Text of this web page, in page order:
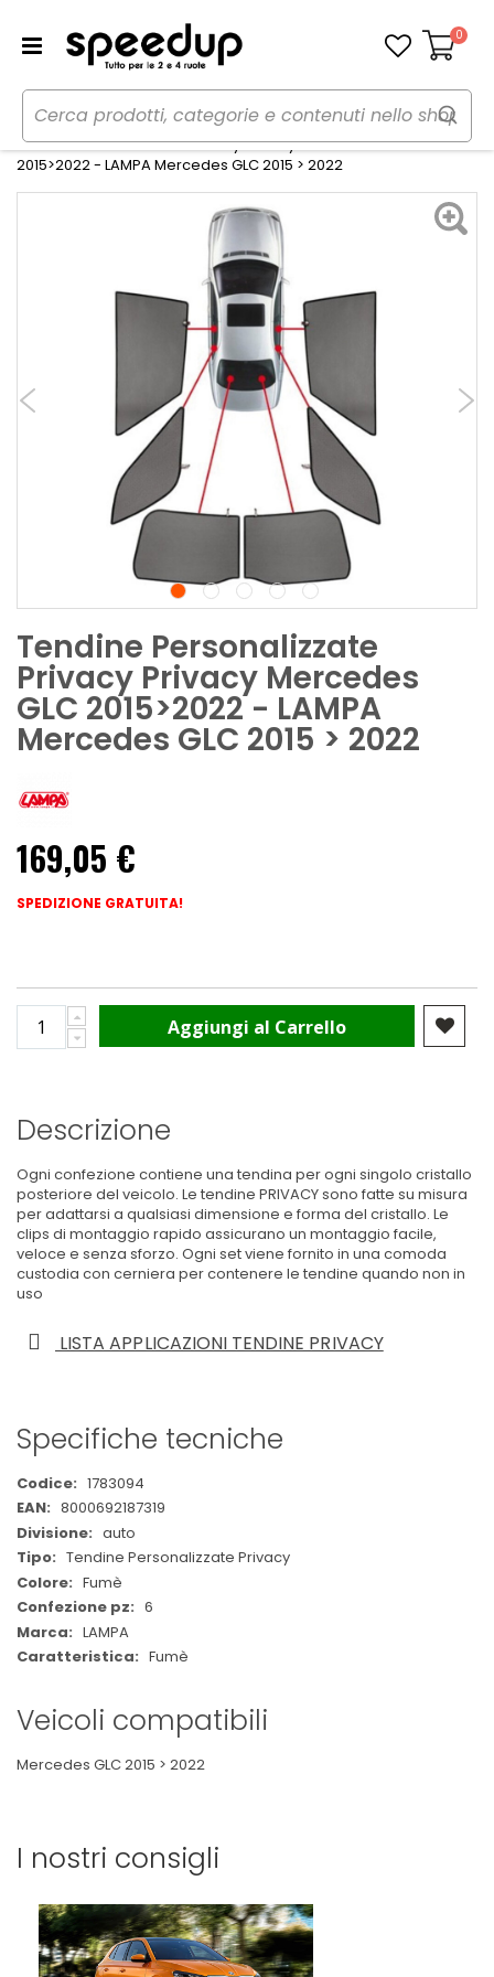
Carrello
0
Home Auto Estate
Tendine parasole
Tendine Personalizzate Privacy Privacy Mercedes GLC
2015>2022 - LAMPA Mercedes GLC 2015 > 2022
Tendine Personalizzate
Privacy Privacy Mercedes
GLC 2015>2022 - LAMPA
Mercedes GLC 2015 > 2022
169,05 €
SPEDIZIONE GRATUITA!
Aggiungi al Carrello
Descrizione
Ogni confezione contiene una tendina per ogni singolo cristallo
posteriore del veicolo. Le tendine PRIVACY sono fatte su misura
per adattarsi a qualsiasi dimensione e forma del cristallo. Le
clips di montaggio rapido assicurano un montaggio facile,
veloce e senza sforzo. Ogni set viene fornito in una comoda
custodia con cerniera per contenere le tendine quando non in
uso
LISTA APPLICAZIONI TENDINE PRIVACY
Specifiche tecniche
Maggiori
Informazioni
1783094
8000692187319
auto
Tendine Personalizzate Privacy
Fumè
6
LAMPA
Fumè
Veicoli compatibili
Mercedes GLC 2015 > 2022
I nostri consigli